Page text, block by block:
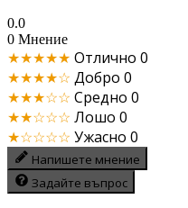
0.0
0 Мнение
★★★★★ Отлично 0
★★★★☆ Добро 0
★★★☆☆ Средно 0
★★☆☆☆ Лошо 0
★☆☆☆☆ Ужасно 0
Напишете мнение
Задайте въпрос